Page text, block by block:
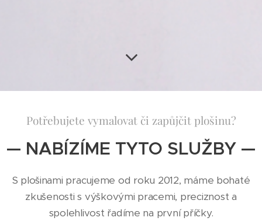
Potřebujete vymalovat či zapůjčit plošinu?
— NABÍZÍME TYTO SLUŽBY —
S plošinami pracujeme od roku 2012, máme bohaté
zkušenosti s výškovými pracemi, preciznost a
spolehlivost řadíme na první příčky.